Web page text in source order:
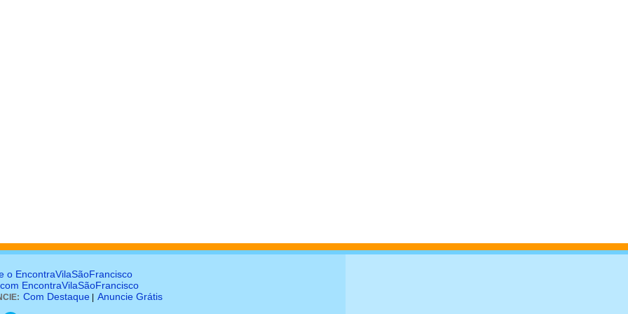
o EncontraVilaSãoFrancisco
EncontraVilaSãoFrancisco
Com Destaque Anuncie Grátis